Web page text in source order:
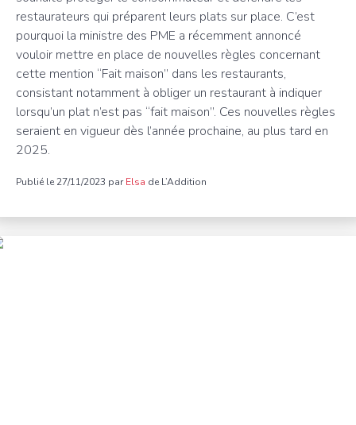
restaurateurs qui préparent leurs plats sur place. C’est
pourquoi la ministre des PME a récemment annoncé
vouloir mettre en place de nouvelles règles concernant
cette mention “Fait maison” dans les restaurants,
consistant notamment à obliger un restaurant à indiquer
lorsqu’un plat n’est pas “fait maison”. Ces nouvelles règles
seraient en vigueur dès l’année prochaine, au plus tard en
2025.
Publié le 27/11/2023 parElsa de L’Addition